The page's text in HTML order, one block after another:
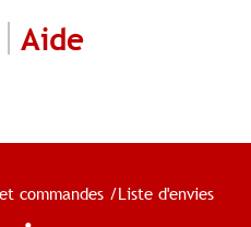
Aide
commandes /Liste d'envies